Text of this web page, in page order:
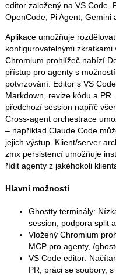
editor založený na VS Code.
OpenCode, Pi Agent, Gemini
Aplikace umožňuje
konfigurovatelnými
Chromium prohlížeč nabízí
přístup pro agenty s
potvrzování. Editor s VS
Markdown, revize kódu a
předchozí session napříč
Cross-agent orchestrace
– například Claude Code
jejich výstup. Klient/server
zmx persistencí umožňuje
řídit agenty z jakéhokoli
Hlavní možnosti
Ghostty terminály:
session, podpora split
Vložený Chromium
MCP pro agenty, /
VS Code editor:
PR, práci se soubory,